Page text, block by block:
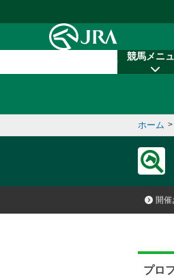
競馬メニ
ホーム >
開催
プロ